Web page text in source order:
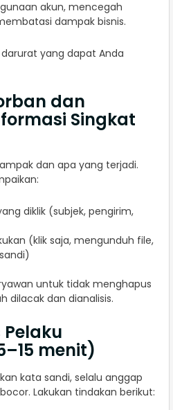
akun, mencegah
dampak bisnis.
yang dapat Anda
dan
Singkat
dan apa yang terjadi.
diklik (subjek, pengirim,
(klik saja, mengunduh file,
untuk tidak menghapus
dilacak dan dianalisis.
Pelaku
menit)
kata sandi, selalu anggap
Lakukan tindakan berikut: